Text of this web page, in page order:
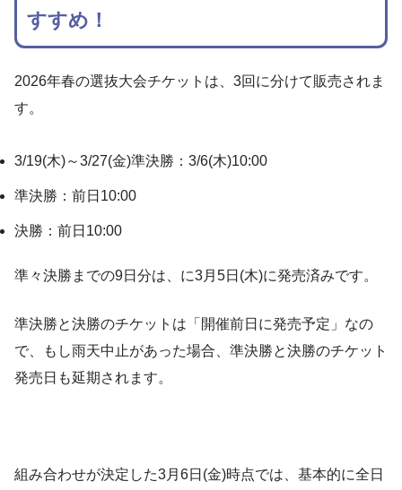
すすめ！
2026年春の選抜大会チケットは、3回に分けて販売されま
す。
3/19(木)～3/27(金)準決勝：3/6(木)10:00
準決勝：前日10:00
決勝：前日10:00
準々決勝までの9日分は、に3月5日(木)に発売済みです。
準決勝と決勝のチケットは「開催前日に発売予定」なの
で、もし雨天中止があった場合、準決勝と決勝のチケット
発売日も延期されます。
組み合わせが決定した3月6日(金)時点では、基本的に全日